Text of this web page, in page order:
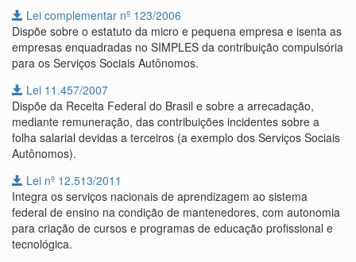
Lei complementar nº 123/2006
Dispõe sobre o estatuto da micro e pequena empresa e isenta as
empresas enquadradas no SIMPLES da contribuição compulsória
para os Serviços Sociais Autônomos.
Lei 11.457/2007
Dispõe da Receita Federal do Brasil e sobre a arrecadação,
mediante remuneração, das contribuições incidentes sobre a
folha salarial devidas a terceiros (a exemplo dos Serviços Sociais
Autônomos).
Lei nº 12.513/2011
Integra os serviços nacionais de aprendizagem ao sistema
federal de ensino na condição de mantenedores, com autonomia
para criação de cursos e programas de educação profissional e
tecnológica.